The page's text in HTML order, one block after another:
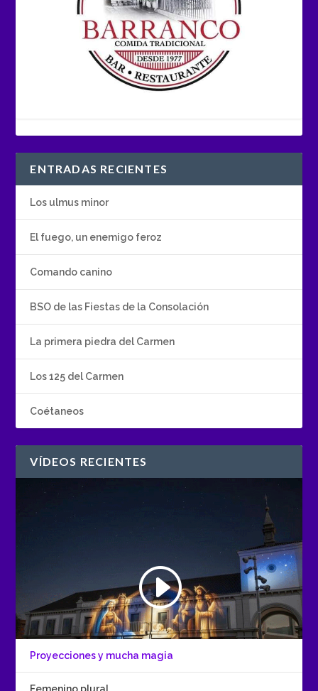
ENTRADAS RECIENTES
Los ulmus minor
El fuego, un enemigo feroz
Comando canino
BSO de las Fiestas de la Consolación
La primera piedra del Carmen
Los 125 del Carmen
Coétaneos
VÍDEOS RECIENTES
Proyecciones y mucha magia